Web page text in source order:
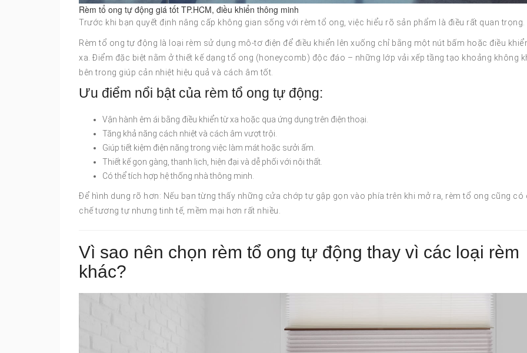
Rèm tổ ong tự động giá tốt TP.HCM, điều khiển thông minh
Trước khi bạn quyết định nâng cấp không gian sống với rèm tổ ong, việc hiểu rõ sản phẩm là điều rất quan trọng.
Rèm tổ ong tự động là loại rèm sử dụng mô-tơ điện để điều khiển lên xuống chỉ bằng một nút bấm hoặc điều
xa. Điểm đặc biệt nằm ở thiết kế dạng tổ ong (honeycomb) độc đáo – những lớp vải xếp tầng tạo khoảng không
bên trong giúp cản nhiệt hiệu quả và cách âm tốt.
Ưu điểm nổi bật của rèm tổ ong tự động:
Vận hành êm ái bằng điều khiển từ xa hoặc qua ứng dụng trên điện thoại.
Tăng khả năng cách nhiệt và cách âm vượt trội.
Giúp tiết kiệm điện năng trong việc làm mát hoặc sưởi ấm.
Thiết kế gọn gàng, thanh lịch, hiện đại và dễ phối với nội thất.
Có thể tích hợp hệ thống nhà thông minh.
Để hình dung rõ hơn: Nếu bạn từng thấy những cửa chớp tự gập gọn vào phía trên khi mở ra, rèm tổ ong cũng có
chế tương tự nhưng tinh tế, mềm mại hơn rất nhiều.
Vì sao nên chọn rèm tổ ong tự động thay vì các loại rèm
khác?